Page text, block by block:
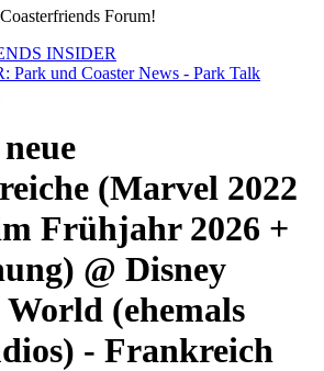
Forum!
INSIDER
Park und Coaster News - Park Talk
(Marvel 2022
Frühjahr 2026 +
@ Disney
(ehemals
- Frankreich